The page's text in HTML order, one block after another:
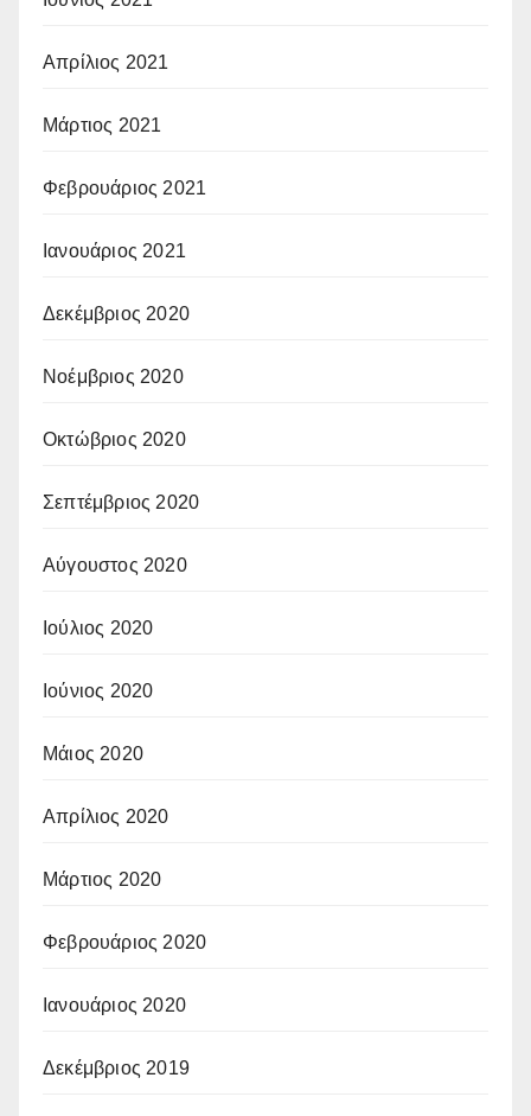
Απρίλιος 2021
Μάρτιος 2021
Φεβρουάριος 2021
Ιανουάριος 2021
Δεκέμβριος 2020
Νοέμβριος 2020
Οκτώβριος 2020
Σεπτέμβριος 2020
Αύγουστος 2020
Ιούλιος 2020
Ιούνιος 2020
Μάιος 2020
Απρίλιος 2020
Μάρτιος 2020
Φεβρουάριος 2020
Ιανουάριος 2020
Δεκέμβριος 2019